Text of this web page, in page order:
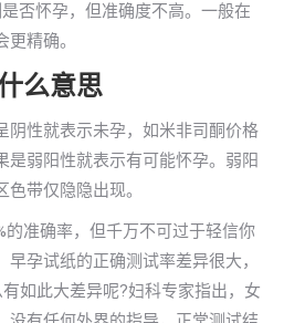
否怀孕，但准确度不高。一般在
精确。
么意思
阴性就表示未孕，如米非司酮价格
是弱阳性就表示有可能怀孕。弱阳
带仅隐隐出现。
的准确率，但千万不可过于轻信你
孕试纸的正确测试率差异很大，
如此大差异呢?妇科专家指出，女